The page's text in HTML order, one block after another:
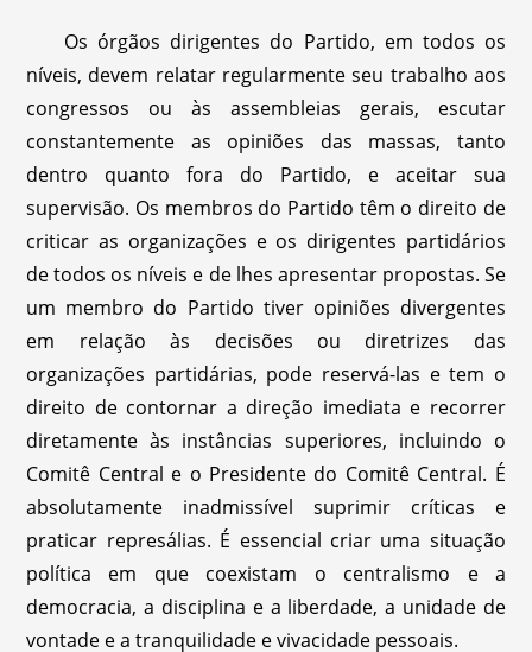
Os órgãos dirigentes do Partido, em todos os
níveis, devem relatar regularmente seu trabalho aos
congressos ou às assembleias gerais, escutar
constantemente as opiniões das massas, tanto
dentro quanto fora do Partido, e aceitar sua
supervisão. Os membros do Partido têm o direito de
criticar as organizações e os dirigentes partidários
de todos os níveis e de lhes apresentar propostas. Se
um membro do Partido tiver opiniões divergentes
em relação às decisões ou diretrizes das
organizações partidárias, pode reservá-las e tem o
direito de contornar a direção imediata e recorrer
diretamente às instâncias superiores, incluindo o
Comitê Central e o Presidente do Comitê Central. É
absolutamente inadmissível suprimir críticas e
praticar represálias. É essencial criar uma situação
política em que coexistam o centralismo e a
democracia, a disciplina e a liberdade, a unidade de
vontade e a tranquilidade e vivacidade pessoais.